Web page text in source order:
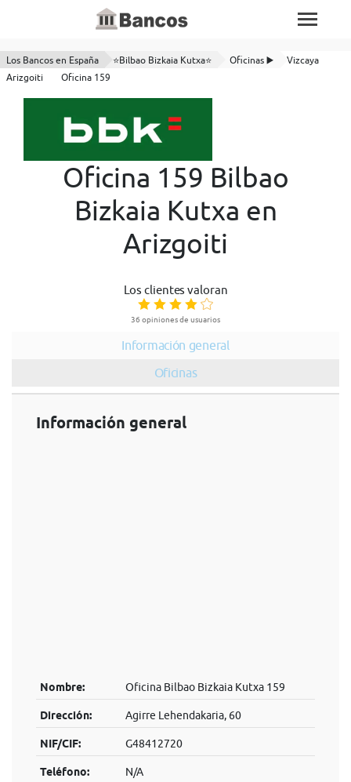
Los Bancos en España ⭐Bilbao Bizkaia Kutxa⭐ Oficinas ▶️
Vizcaya
Arizgoiti
Oficina 159
Oficina 159 Bilbao
Bizkaia Kutxa en
Arizgoiti
Los clientes valoran
36 opiniones de usuarios
Información general
Oficinas
Información general
Nombre: Oficina Bilbao Bizkaia Kutxa 159
Dirección: Agirre Lehendakaria, 60
NIF/CIF: G48412720
Teléfono: N/A